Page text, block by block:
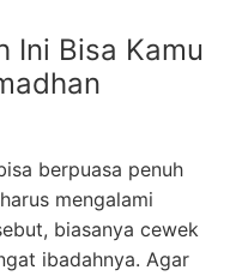
Ini Bisa Kamu
berpuasa penuh
mengalami
biasanya cewek
ibadahnya. Agar